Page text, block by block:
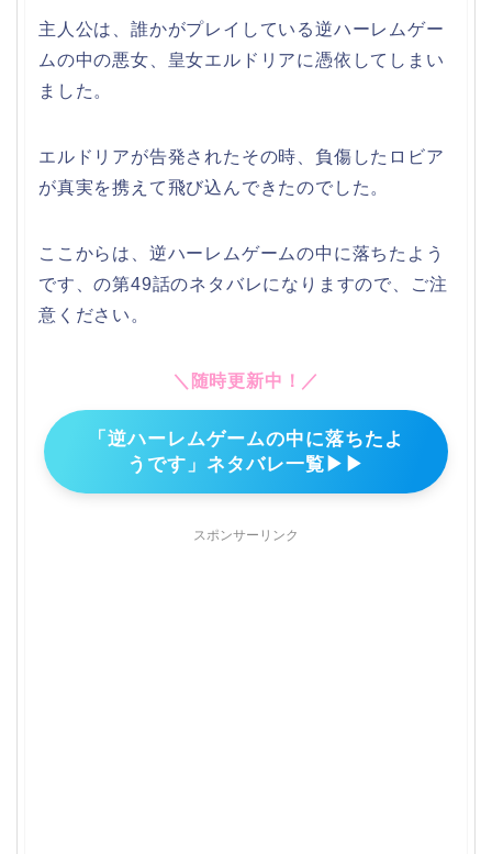
主人公は、誰かがプレイしている逆ハーレムゲー
ムの中の悪女、皇女エルドリアに憑依してしまい
ました。
エルドリアが告発されたその時、負傷したロビア
が真実を携えて飛び込んできたのでした。
ここからは、逆ハーレムゲームの中に落ちたよう
です、の第49話のネタバレになりますので、ご注
意ください。
＼随時更新中！／
「逆ハーレムゲームの中に落ちたよ
うです」ネタバレ一覧▶▶
スポンサーリンク